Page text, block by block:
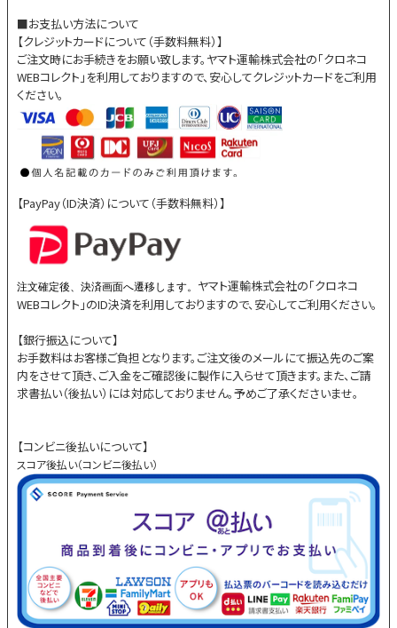
■お支払い方法について
【クレジットカードについて（手数料無料）】
ご注文時にお手続きをお願い致します。ヤマト運輸株式会社の「クロネコ
WEBコレクト」を利用しておりますので、安心してクレジットカードをご利用
ください。
【PayPay（ID決済）について（手数料無料）】
注文確定後、決済画面へ遷移します。 ヤマト運輸株式会社の「クロネコ
WEBコレクト」のID決済を利用しておりますので、安心してご利用ください。
【銀行振込について】
お手数料はお客様ご負担となります。ご注文後のメールにて振込先のご案
内をさせて頂き、ご入金をご確認後に製作に入らせて頂きます。また、ご請
求書払い（後払い）には対応しておりません。予めご了承くださいませ。
【コンビニ後払いについて】
スコア後払い（コンビニ後払い）